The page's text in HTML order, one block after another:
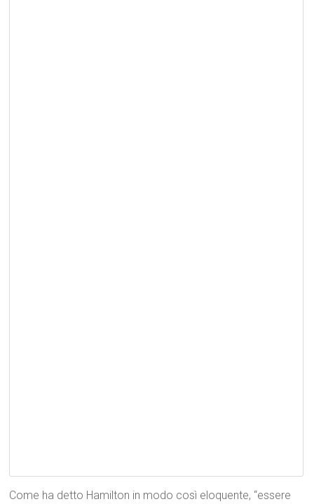
Come ha detto Hamilton in modo così eloquente, “essere